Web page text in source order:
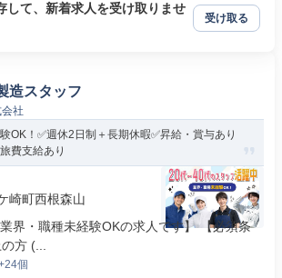
して、新着求人を受け取りませ
受け取る
造スタッフ
社
OK！✅週休2日制＋長期休暇✅昇給・賞与あり
費支給あり
崎町西根森山
界・職種未経験OKの求人です】 【必須条
方 (...
個